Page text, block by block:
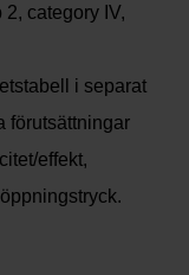
category IV,
i separat
förutsättningar
effekt,